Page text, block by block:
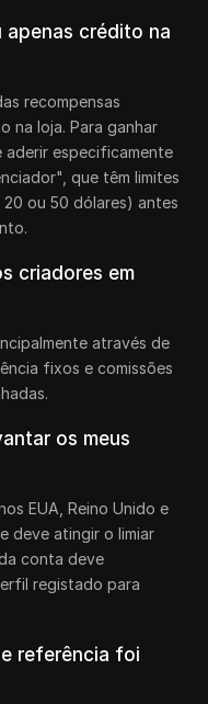
apenas crédito na
recompensas
na loja. Para ganhar
aderir especificamente
que têm limites
ou 50 dólares) antes
criadores em
através de
fixos e comissões
os meus
EUA, Reino Unido e
deve atingir o limiar
conta deve
registado para
referência foi